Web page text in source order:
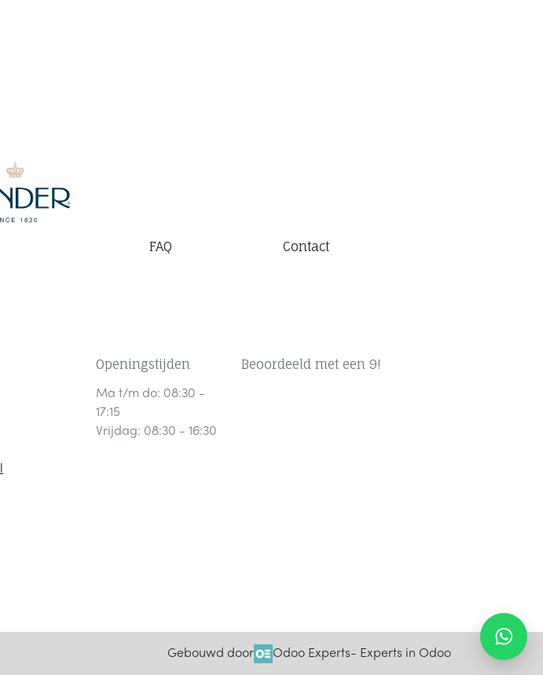
Openingstijden
Ma t/m do: 08:30 -
17:15
Vrijdag: 08:30 - 16:30
Beoordeeld met een 9!
Contact
FAQ
Gebouwd door Odoo Experts- Experts in Odoo